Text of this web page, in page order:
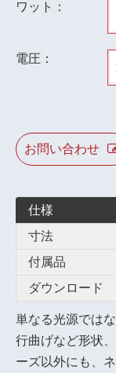
ワット：
電圧：
お問い合わせ
仕様
寸法
付属品
ダウンロード
単なる光源では
行曲げなど形状
ーズ以外にも、